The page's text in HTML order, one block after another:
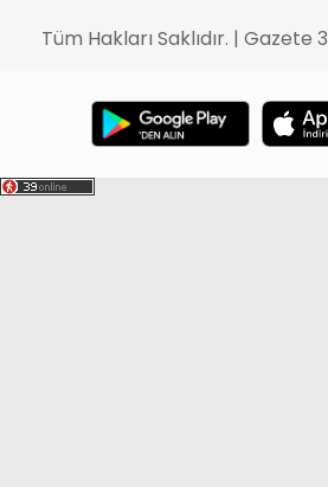
Tüm Hakları Saklıdır. | Gazete 3